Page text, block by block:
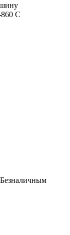
С
Безналичным